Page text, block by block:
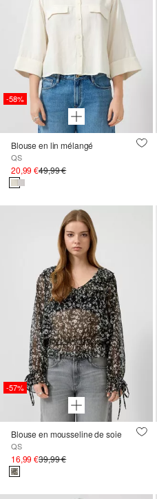
-58%
Blouse en lin mélangé
QS
20,99 €49,99 €
-57%
Blouse en mousseline de soie
QS
16,99 €39,99 €